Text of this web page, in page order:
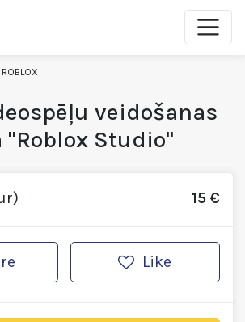
ROBLOX
veidošanas
Studio"
15 €
Like